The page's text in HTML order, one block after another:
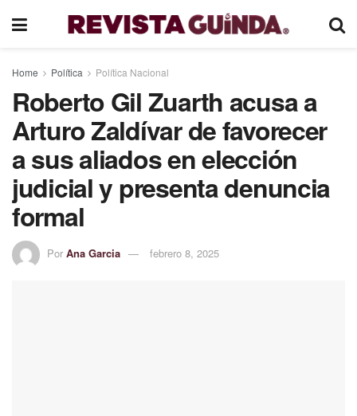
Home Política Política Nacional
Roberto Gil Zuarth acusa a
Arturo Zaldívar de favorecer
a sus aliados en elección
judicial y presenta denuncia
formal
Por Ana Garcia febrero 8, 2025